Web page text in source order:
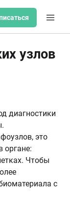
узлов
диагностики
это
органе:
Чтобы
с